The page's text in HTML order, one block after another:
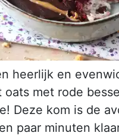
heerlijk en
oats met rode
Deze kom is de
paar minuten